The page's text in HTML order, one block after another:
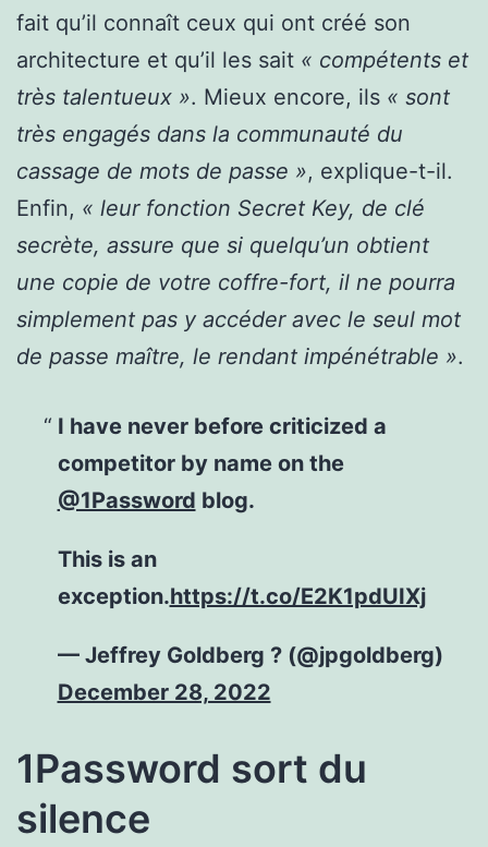
fait qu’il connaît ceux qui ont créé son
architecture et qu’il les sait « compétents et
très talentueux ». Mieux encore, ils « sont
très engagés dans la communauté du
cassage de mots de passe », explique-t-il.
Enfin, « leur fonction Secret Key, de clé
secrète, assure que si quelqu’un obtient
une copie de votre coffre-fort, il ne pourra
simplement pas y accéder avec le seul mot
de passe maître, le rendant impénétrable ».
I have never before criticized a
competitor by name on the
@1Password blog.
This is an
exception.https://t.co/E2K1pdUIXj
— Jeffrey Goldberg ? (@jpgoldberg)
December 28, 2022
1Password sort du
silence